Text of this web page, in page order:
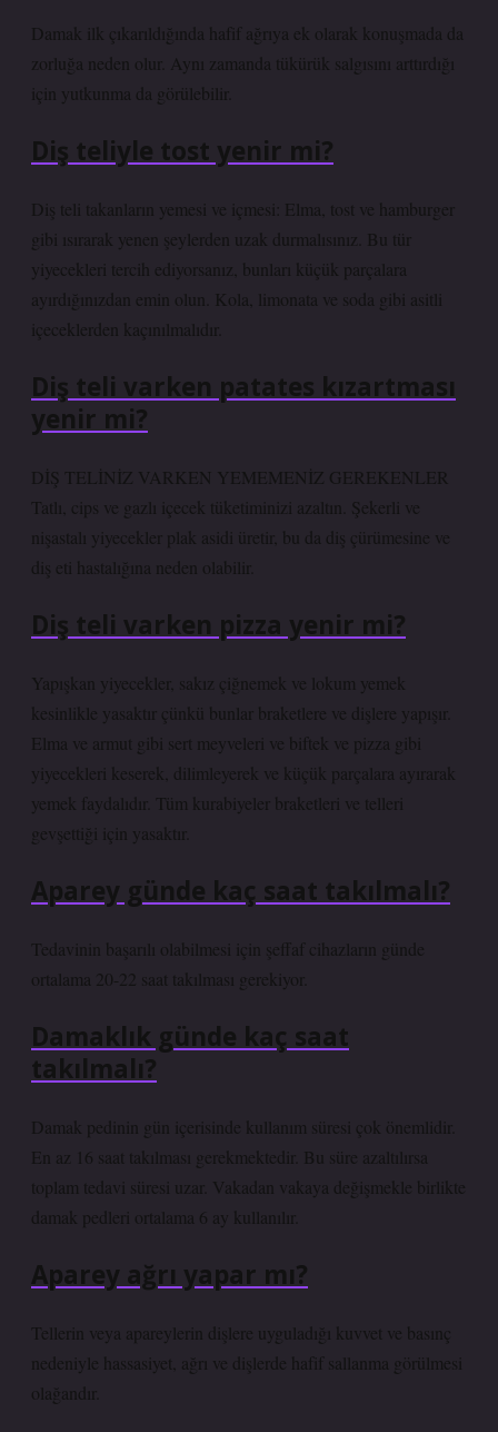
Damak ilk çıkarıldığında hafif ağrıya ek olarak konuşmada da
zorluğa neden olur. Aynı zamanda tükürük salgısını arttırdığı
için yutkunma da görülebilir.
Diş teliyle tost yenir mi?
Diş teli takanların yemesi ve içmesi: Elma, tost ve hamburger
gibi ısırarak yenen şeylerden uzak durmalısınız. Bu tür
yiyecekleri tercih ediyorsanız, bunları küçük parçalara
ayırdığınızdan emin olun. Kola, limonata ve soda gibi asitli
içeceklerden kaçınılmalıdır.
Diş teli varken patates kızartması
yenir mi?
DİŞ TELİNİZ VARKEN YEMEMENİZ GEREKENLER
Tatlı, cips ve gazlı içecek tüketiminizi azaltın. Şekerli ve
nişastalı yiyecekler plak asidi üretir, bu da diş çürümesine ve
diş eti hastalığına neden olabilir.
Diş teli varken pizza yenir mi?
Yapışkan yiyecekler, sakız çiğnemek ve lokum yemek
kesinlikle yasaktır çünkü bunlar braketlere ve dişlere yapışır.
Elma ve armut gibi sert meyveleri ve biftek ve pizza gibi
yiyecekleri keserek, dilimleyerek ve küçük parçalara ayırarak
yemek faydalıdır. Tüm kurabiyeler braketleri ve telleri
gevşettiği için yasaktır.
Aparey günde kaç saat takılmalı?
Tedavinin başarılı olabilmesi için şeffaf cihazların günde
ortalama 20-22 saat takılması gerekiyor.
Damaklık günde kaç saat
takılmalı?
Damak pedinin gün içerisinde kullanım süresi çok önemlidir.
En az 16 saat takılması gerekmektedir. Bu süre azaltılırsa
toplam tedavi süresi uzar. Vakadan vakaya değişmekle birlikte
damak pedleri ortalama 6 ay kullanılır.
Aparey ağrı yapar mı?
Tellerin veya apareylerin dişlere uyguladığı kuvvet ve basınç
nedeniyle hassasiyet, ağrı ve dişlerde hafif sallanma görülmesi
olağandır.